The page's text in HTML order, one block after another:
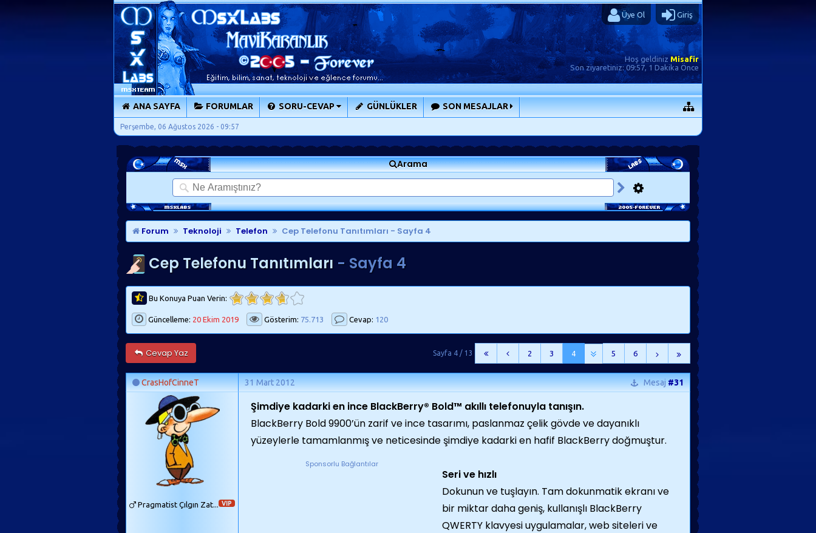
Üye Ol Giriş
Hoş geldiniz Misafir
Son ziyaretiniz:09:57, 1 Dakika Önce
ANA SAYFA FORUMLAR SORU-CEVAP GÜNLÜKLER SON MESAJLAR
Perşembe, 06 Ağustos 2026 - 09:57
Arama
Forum Teknoloji Telefon Cep Telefonu Tanıtımları - Sayfa 4
Cep Telefonu Tanıtımları - Sayfa 4
Bu Konuya Puan Verin:
Güncelleme: 20 Ekim 2019 Gösterim: 75.713 Cevap: 120
Cevap Yaz 2 3 4 5 6
Sayfa 4 / 13
CrasHofCinneT 31 Mart 2012 Mesaj#31
VIP
Pragmatist Çılgın Zat...
Şimdiye kadarki en ince BlackBerry® Bold™ akıllı telefonuyla tanışın.
BlackBerry Bold 9900’ün zarif ve ince tasarımı, paslanmaz çelik gövde ve dayanıklı
yüzeylerle tamamlanmış ve neticesinde şimdiye kadarki en hafif BlackBerry doğmuştur.
Sponsorlu Bağlantılar
Seri ve hızlı
Dokunun ve tuşlayın. Tam dokunmatik ekranı ve
bir miktar daha geniş, kullanışlı BlackBerry
QWERTY klavyesi uygulamalar, web siteleri ve